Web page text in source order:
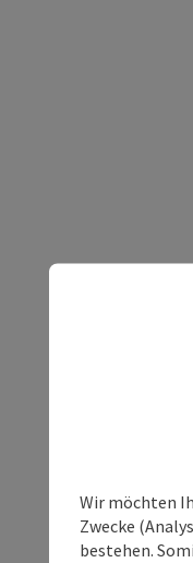
Wir möchten
Zwecke
bestehen.